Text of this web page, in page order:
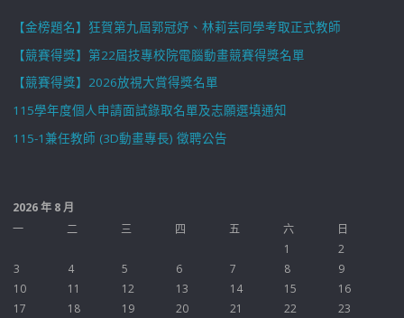
【金榜題名】狂賀第九屆郭冠妤、林莉芸同學考取正式教師
【競賽得獎】第22屆技專校院電腦動畫競賽得獎名單
【競賽得獎】2026放視大賞得獎名單
115學年度個人申請面試錄取名單及志願選填通知
115-1兼任教師 (3D動畫專長) 徵聘公告
2026 年 8 月
一
二 三 四 五 六
日
1
2
3
4 5 6 7 8
9
10
11 12 13 14 15
16
17
18 19 20 21 22
23